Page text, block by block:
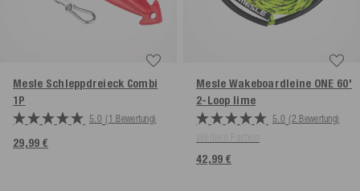
Mesle Schleppdreieck Combi
1P
5.0 (1 Bewertung)
29,99 €
Mesle Wakeboardleine ONE 60'
2-Loop lime
5.0 (2 Bewertung)
42,99 €